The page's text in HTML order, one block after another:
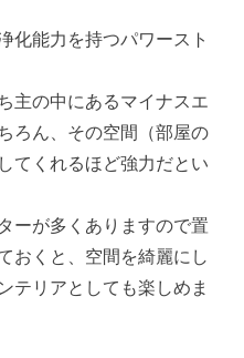
化能力を持つパワースト
主の中にあるマイナスエ
ろん、その空間（部屋の
てくれるほど強力だとい
ーが多くありますので置
おくと、空間を綺麗にし
テリアとしても楽しめま